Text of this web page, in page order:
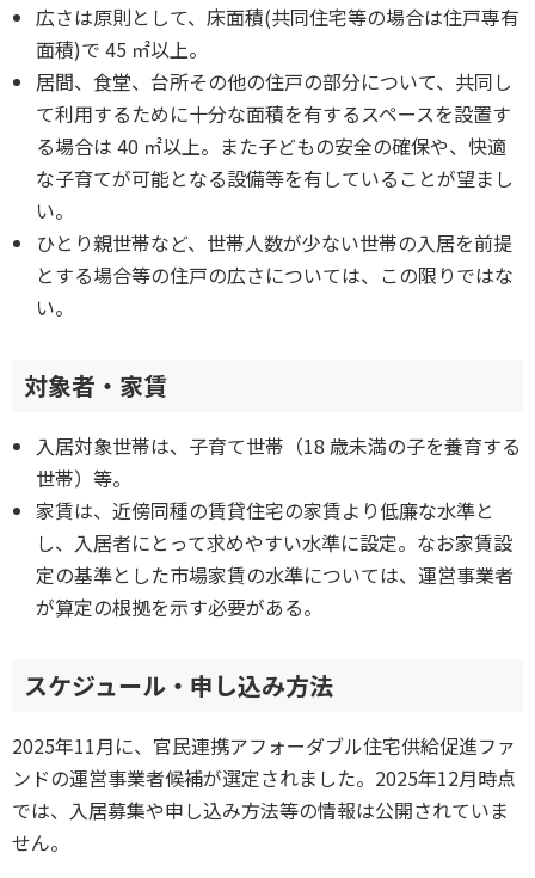
広さは原則として、床面積(共同住宅等の場合は住戸専有
面積)で 45 ㎡以上。
居間、食堂、台所その他の住戸の部分について、共同し
て利用するために十分な面積を有するスペースを設置す
る場合は 40 ㎡以上。また子どもの安全の確保や、快適
な子育てが可能となる設備等を有していることが望まし
い。
ひとり親世帯など、世帯人数が少ない世帯の入居を前提
とする場合等の住戸の広さについては、この限りではな
い。
対象者・家賃
入居対象世帯は、子育て世帯（18 歳未満の子を養育する
世帯）等。
家賃は、近傍同種の賃貸住宅の家賃より低廉な水準と
し、入居者にとって求めやすい水準に設定。なお家賃設
定の基準とした市場家賃の水準については、運営事業者
が算定の根拠を示す必要がある。
スケジュール・申し込み方法
2025年11月に、官民連携アフォーダブル住宅供給促進ファ
ンドの運営事業者候補が選定されました。2025年12月時点
では、入居募集や申し込み方法等の情報は公開されていま
せん。